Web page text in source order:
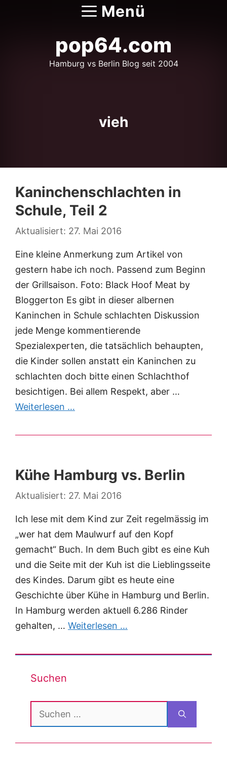
Menü
pop64.com
Hamburg vs Berlin Blog seit 2004
vieh
Kaninchenschlachten in
Schule, Teil 2
27. Mai 2016
Eine kleine Anmerkung zum Artikel von
gestern habe ich noch. Passend zum Beginn
der Grillsaison. Foto: Black Hoof Meat by
Bloggerton Es gibt in dieser albernen
Kaninchen in Schule schlachten Diskussion
jede Menge kommentierende
Spezialexperten, die tatsächlich behaupten,
die Kinder sollen anstatt ein Kaninchen zu
schlachten doch bitte einen Schlachthof
besichtigen. Bei allem Respekt, aber …
Weiterlesen …
Kühe Hamburg vs. Berlin
27. Mai 2016
Ich lese mit dem Kind zur Zeit regelmässig im
„wer hat dem Maulwurf auf den Kopf
gemacht“ Buch. In dem Buch gibt es eine Kuh
und die Seite mit der Kuh ist die Lieblingsseite
des Kindes. Darum gibt es heute eine
Geschichte über Kühe in Hamburg und Berlin.
In Hamburg werden aktuell 6.286 Rinder
gehalten, … Weiterlesen …
Suchen
Suchen
nach: